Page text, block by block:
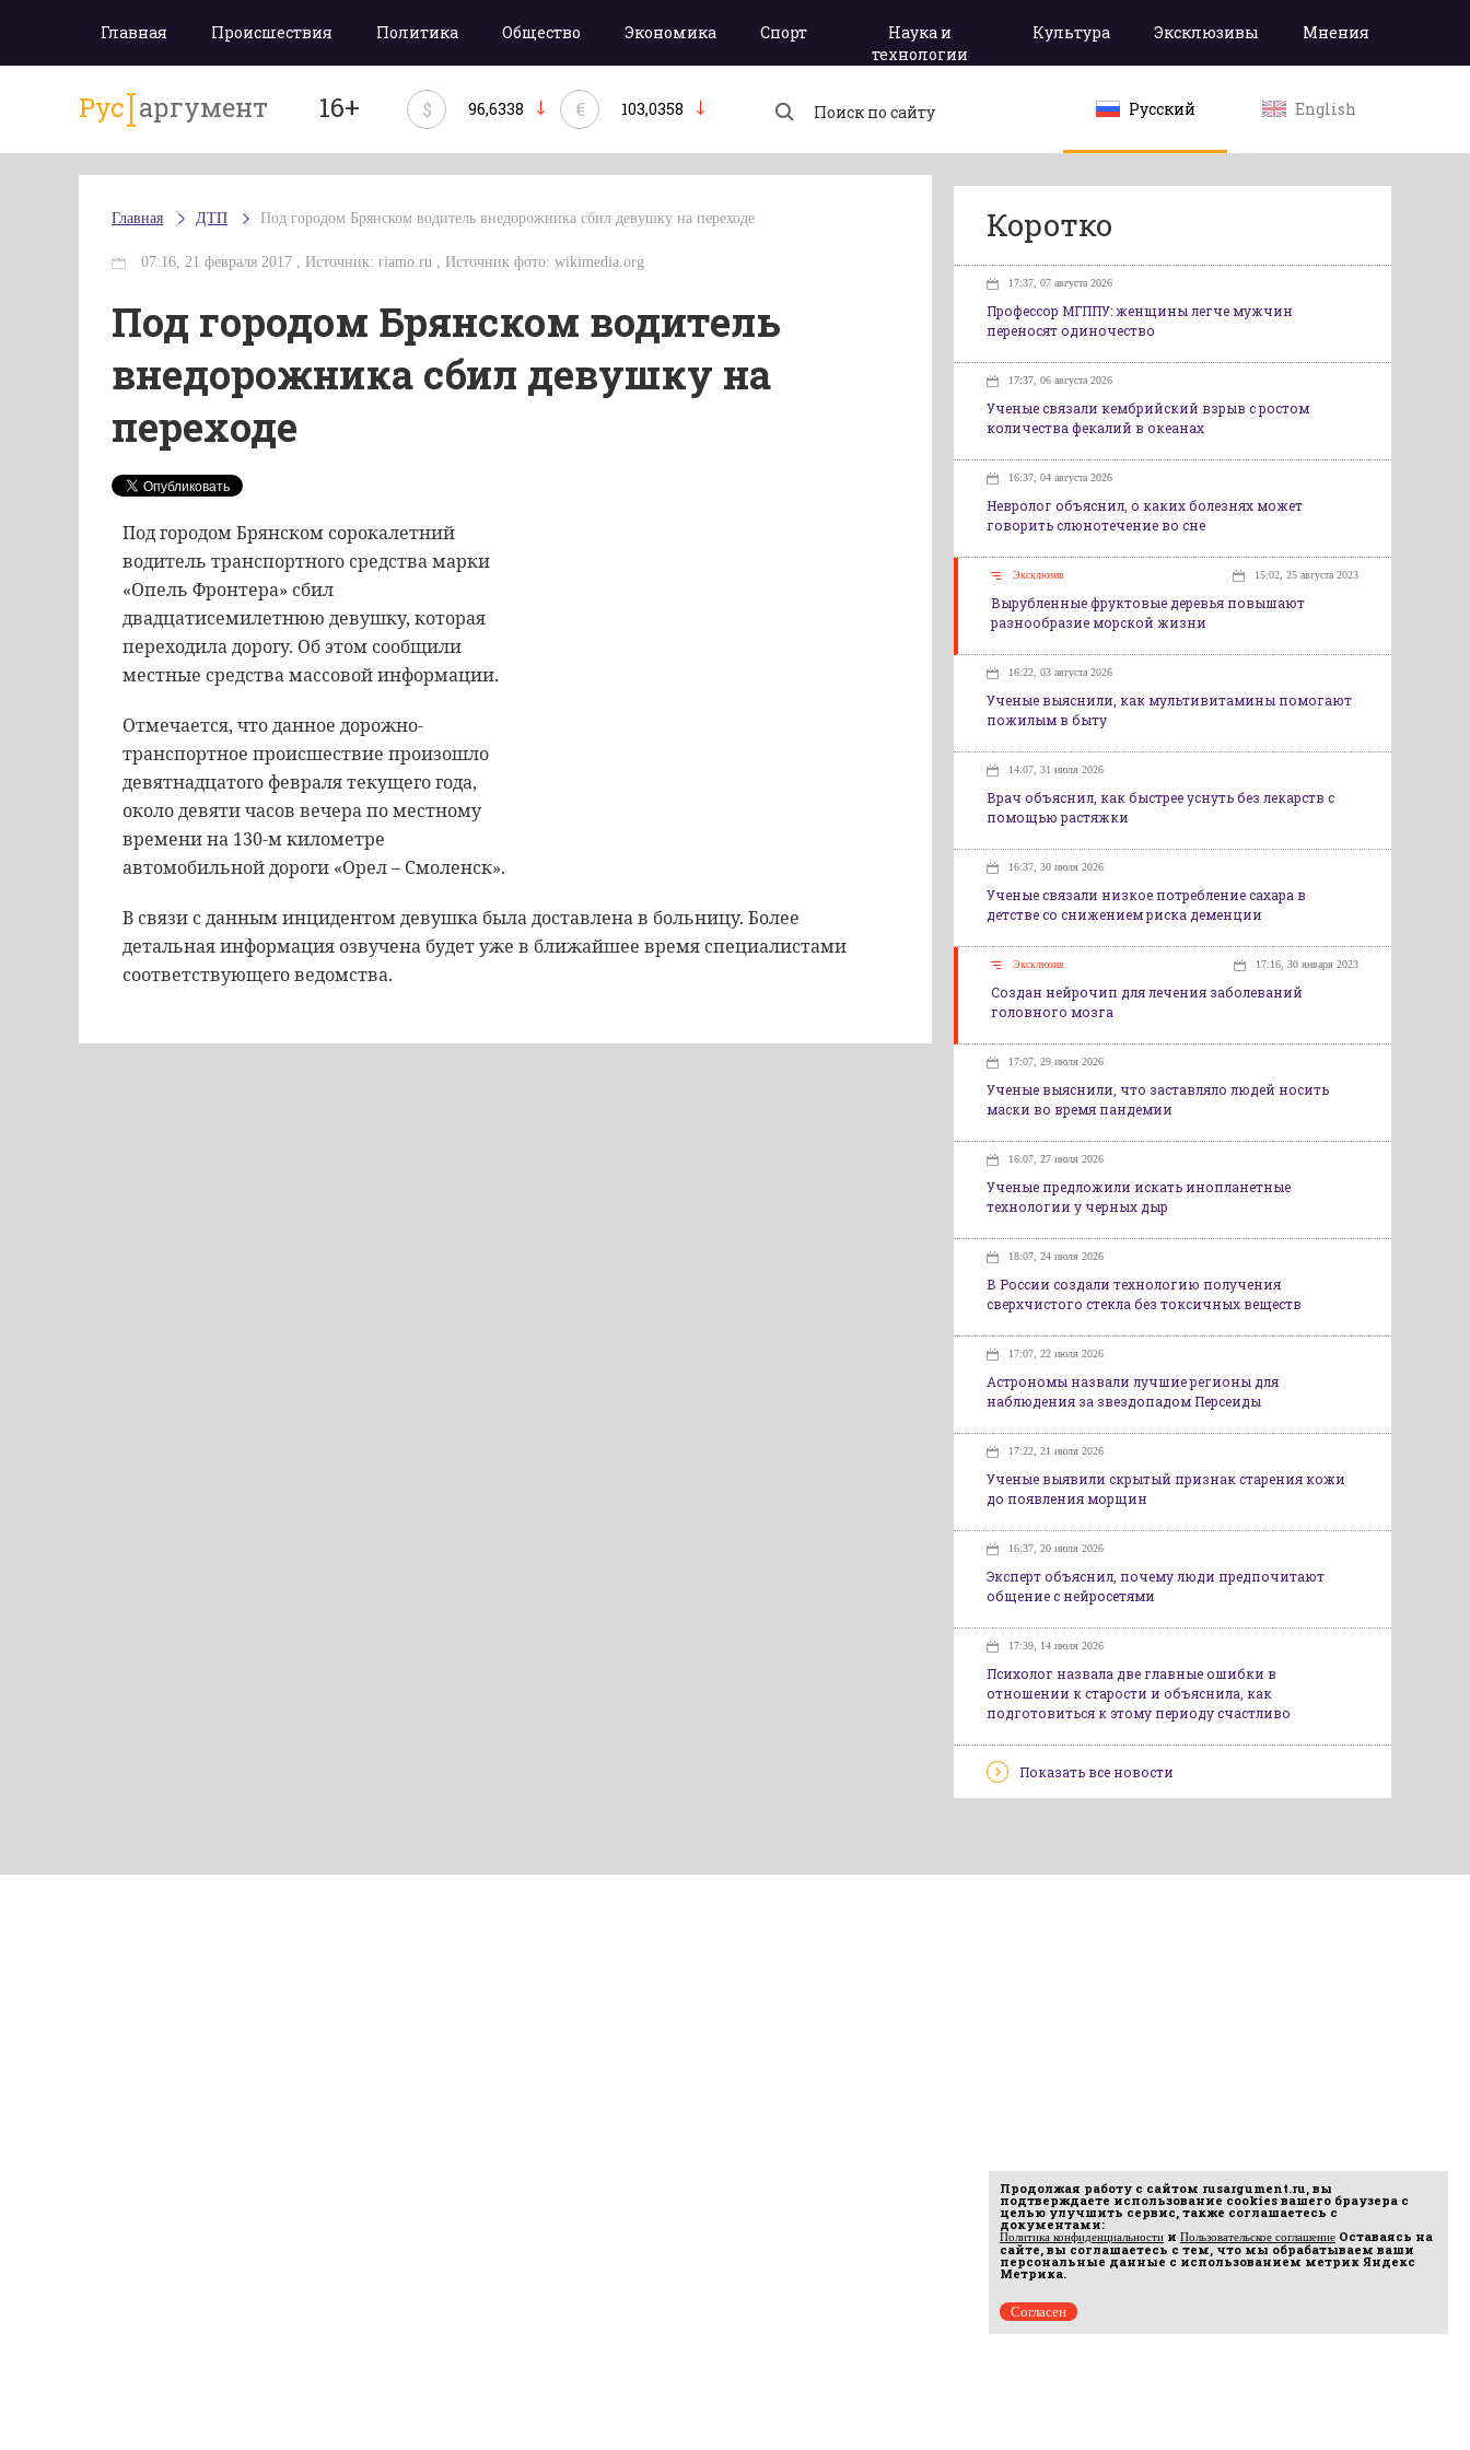
Главная Происшествия Политика Общество Экономика Спорт
Наука и
технологии
Культура Эксклюзивы Мнения
Рус аргумент 16+ $ 96,6338 € 103,0358 Русский English
Главная ДТП Под городом Брянском водитель внедорожника сбил девушку на переходе
07:16, 21 февраля 2017 , Источник: riamo.ru , Источник фото: wikimedia.org
Под городом Брянском водитель
внедорожника сбил девушку на
переходе
Под городом Брянском сорокалетний
водитель транспортного средства марки
«Опель Фронтера» сбил
двадцатисемилетнюю девушку, которая
переходила дорогу. Об этом сообщили
местные средства массовой информации.
Отмечается, что данное дорожно-
транспортное происшествие произошло
девятнадцатого февраля текущего года,
около девяти часов вечера по местному
времени на 130-м километре
автомобильной дороги «Орел – Смоленск».
В связи с данным инцидентом девушка была доставлена в больницу. Более
детальная информация озвучена будет уже в ближайшее время специалистами
соответствующего ведомства.
Коротко
17:37, 07 августа 2026
Профессор МГППУ: женщины легче мужчин
переносят одиночество
17:37, 06 августа 2026
Ученые связали кембрийский взрыв с ростом
количества фекалий в океанах
16:37, 04 августа 2026
Невролог объяснил, о каких болезнях может
говорить слюнотечение во сне
Эксклюзив 15:02, 25 августа 2023
Вырубленные фруктовые деревья повышают
разнообразие морской жизни
16:22, 03 августа 2026
Ученые выяснили, как мультивитамины помогают
пожилым в быту
14:07, 31 июля 2026
Врач объяснил, как быстрее уснуть без лекарств с
помощью растяжки
16:37, 30 июля 2026
Ученые связали низкое потребление сахара в
детстве со снижением риска деменции
Эксклюзив 17:16, 30 января 2023
Создан нейрочип для лечения заболеваний
головного мозга
17:07, 29 июля 2026
Ученые выяснили, что заставляло людей носить
маски во время пандемии
16:07, 27 июля 2026
Ученые предложили искать инопланетные
технологии у черных дыр
18:07, 24 июля 2026
В России создали технологию получения
сверхчистого стекла без токсичных веществ
17:07, 22 июля 2026
Астрономы назвали лучшие регионы для
наблюдения за звездопадом Персеиды
17:22, 21 июля 2026
Ученые выявили скрытый признак старения кожи
до появления морщин
16:37, 20 июля 2026
Эксперт объяснил, почему люди предпочитают
общение с нейросетями
17:39, 14 июля 2026
Психолог назвала две главные ошибки в
отношении к старости и объяснила, как
подготовиться к этому периоду счастливо
Показать все новости
Продолжая работу с сайтом rusargument.ru, вы
подтверждаете использование cookies вашего браузера с
целью улучшить сервис, также соглашаетесь с
документами:
Политика конфиденциальности и Пользовательское соглашение Оставаясь на
сайте, вы соглашаетесь с тем, что мы обрабатываем ваши
персональные данные с использованием метрик Яндекс
Метрика.
Согласен